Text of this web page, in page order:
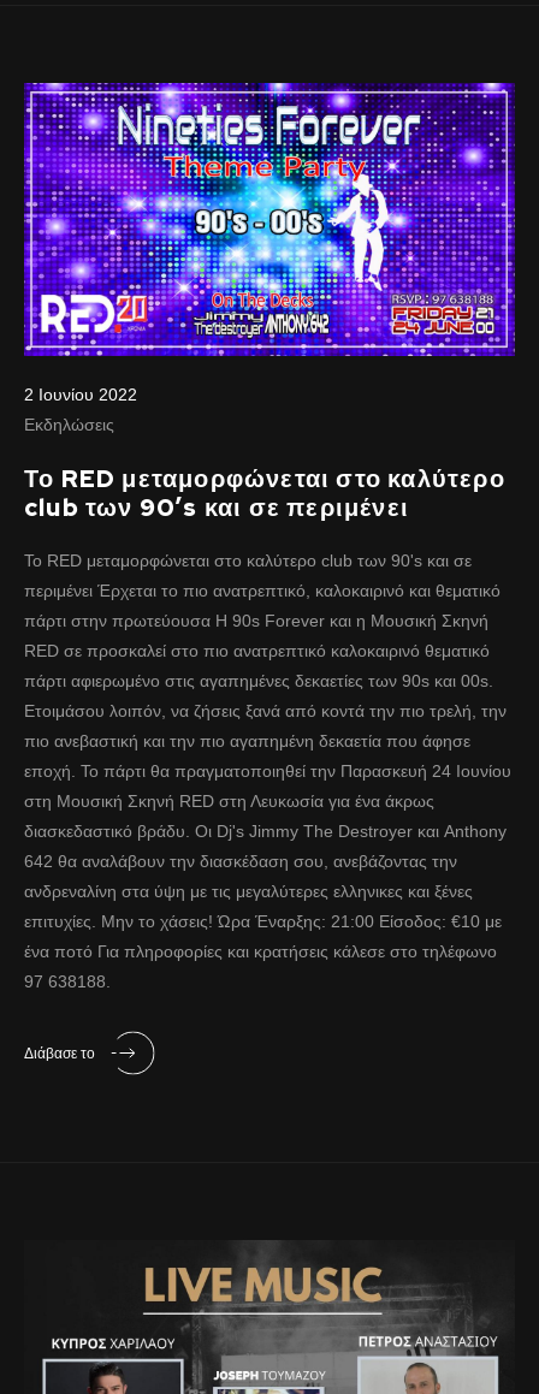
2 Ιουνίου 2022
Εκδηλώσεις
Το RED μεταμορφώνεται στο καλύτερο
club των 90’s και σε περιμένει
Το RED μεταμορφώνεται στο καλύτερο club των 90's και σε
περιμένει Έρχεται το πιο ανατρεπτικό, καλοκαιρινό και θεματικό
πάρτι στην πρωτεύουσα Η 90s Forever και η Μουσική Σκηνή
RED σε προσκαλεί στο πιο ανατρεπτικό καλοκαιρινό θεματικό
πάρτι αφιερωμένο στις αγαπημένες δεκαετίες των 90s και 00s.
Ετοιμάσου λοιπόν, να ζήσεις ξανά από κοντά την πιο τρελή, την
πιο ανεβαστική και την πιο αγαπημένη δεκαετία που άφησε
εποχή. Το πάρτι θα πραγματοποιηθεί την Παρασκευή 24 Ιουνίου
στη Μουσική Σκηνή RED στη Λευκωσία για ένα άκρως
διασκεδαστικό βράδυ. Οι Dj's Jimmy The Destroyer και Anthony
642 θα αναλάβουν την διασκέδαση σου, ανεβάζοντας την
ανδρεναλίνη στα ύψη με τις μεγαλύτερες ελληνικες και ξένες
επιτυχίες. Μην το χάσεις! Ώρα Έναρξης: 21:00 Είσοδος: €10 με
ένα ποτό Για πληροφορίες και κρατήσεις κάλεσε στο τηλέφωνο
97 638188.
Διάβασε το